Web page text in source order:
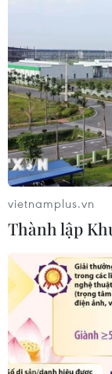
vietnamplus.vn
Thành lập